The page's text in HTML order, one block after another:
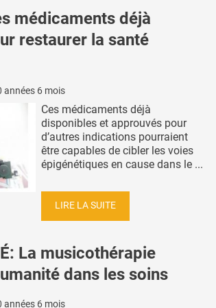
médicaments déjà
restaurer la santé
années 6 mois
Ces médicaments déjà
disponibles et approuvés pour
d’autres indications pourraient
être capables de cibler les voies
épigénétiques en cause dans le ...
LIRE LA SUITE
La musicothérapie
dans les soins
années 6 mois